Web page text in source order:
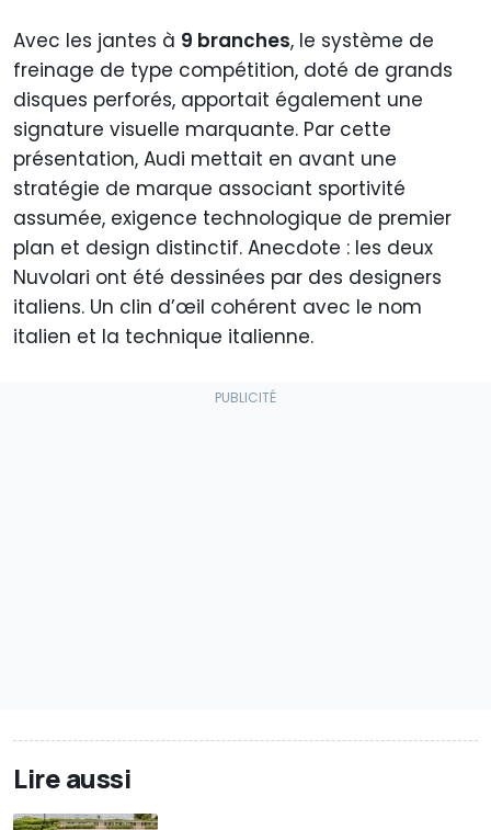
Avec les jantes à 9 branches, le système de
freinage de type compétition, doté de grands
disques perforés, apportait également une
signature visuelle marquante. Par cette
présentation, Audi mettait en avant une
stratégie de marque associant sportivité
assumée, exigence technologique de premier
plan et design distinctif. Anecdote : les deux
Nuvolari ont été dessinées par des designers
italiens. Un clin d’œil cohérent avec le nom
italien et la technique italienne.
Lire aussi